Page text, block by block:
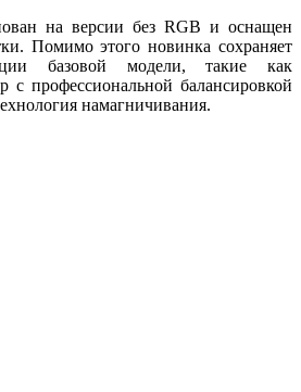
на версии без RGB и оснащен
Помимо этого новинка сохраняет
базовой модели, такие как
профессиональной балансировкой
намагничивания.